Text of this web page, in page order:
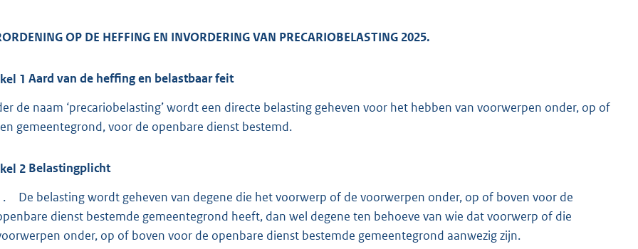
OP DE HEFFING EN INVORDERING VAN PRECARIOBELASTING 2025.
1 Aard van de heffing en belastbaar feit
de naam ‘precariobelasting’ wordt een directe belasting geheven voor het hebben van voorwerpen onder, op of
gemeentegrond, voor de openbare dienst bestemd.
2 Belastingplicht
De belasting wordt geheven van degene die het voorwerp of de voorwerpen onder, op of boven voor de
dienst bestemde gemeentegrond heeft, dan wel degene ten behoeve van wie dat voorwerp of die
onder, op of boven voor de openbare dienst bestemde gemeentegrond aanwezig zijn.